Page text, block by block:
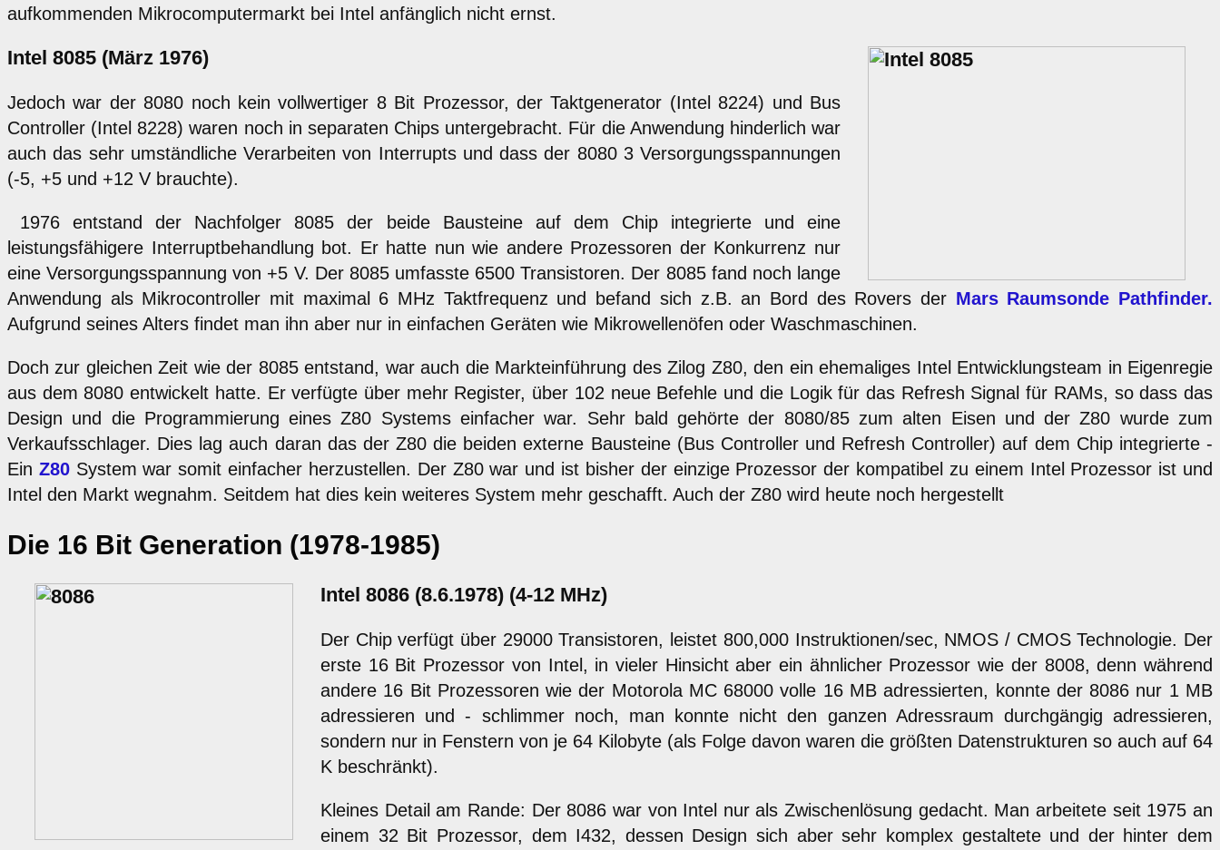
aufkommenden Mikrocomputermarkt bei Intel anfänglich nicht ernst.
Intel 8085 (März 1976)
Jedoch war der 8080 noch kein vollwertiger 8 Bit Prozessor, der Taktgenerator (Intel 8224) und Bus
Controller (Intel 8228) waren noch in separaten Chips untergebracht. Für die Anwendung hinderlich war
auch das sehr umständliche Verarbeiten von Interrupts und dass der 8080 3 Versorgungsspannungen
(-5, +5 und +12 V brauchte).
1976 entstand der Nachfolger 8085 der beide Bausteine auf dem Chip integrierte und eine
leistungsfähigere Interruptbehandlung bot. Er hatte nun wie andere Prozessoren der Konkurrenz nur
eine Versorgungsspannung von +5 V. Der 8085 umfasste 6500 Transistoren. Der 8085 fand noch lange
Anwendung als Mikrocontroller mit maximal 6 MHz Taktfrequenz und befand sich z.B. an Bord des Rovers der Mars Raumsonde Pathfinder.
Aufgrund seines Alters findet man ihn aber nur in einfachen Geräten wie Mikrowellenöfen oder Waschmaschinen.
Doch zur gleichen Zeit wie der 8085 entstand, war auch die Markteinführung des Zilog Z80, den ein ehemaliges Intel Entwicklungsteam in Eigenregie
aus dem 8080 entwickelt hatte. Er verfügte über mehr Register, über 102 neue Befehle und die Logik für das Refresh Signal für RAMs, so dass das
Design und die Programmierung eines Z80 Systems einfacher war. Sehr bald gehörte der 8080/85 zum alten Eisen und der Z80 wurde zum
Verkaufsschlager. Dies lag auch daran das der Z80 die beiden externe Bausteine (Bus Controller und Refresh Controller) auf dem Chip integrierte -
Ein Z80System war somit einfacher herzustellen. Der Z80 war und ist bisher der einzige Prozessor der kompatibel zu einem Intel Prozessor ist und
Intel den Markt wegnahm. Seitdem hat dies kein weiteres System mehr geschafft. Auch der Z80 wird heute noch hergestellt
Die 16 Bit Generation (1978-1985)
Intel 8086 (8.6.1978) (4-12 MHz)
Der Chip verfügt über 29000 Transistoren, leistet 800,000 Instruktionen/sec, NMOS / CMOS Technologie. Der
erste 16 Bit Prozessor von Intel, in vieler Hinsicht aber ein ähnlicher Prozessor wie der 8008, denn während
andere 16 Bit Prozessoren wie der Motorola MC 68000 volle 16 MB adressierten, konnte der 8086 nur 1 MB
adressieren und - schlimmer noch, man konnte nicht den ganzen Adressraum durchgängig adressieren,
sondern nur in Fenstern von je 64 Kilobyte (als Folge davon waren die größten Datenstrukturen so auch auf 64
K beschränkt).
Kleines Detail am Rande: Der 8086 war von Intel nur als Zwischenlösung gedacht. Man arbeitete seit 1975 an
einem 32 Bit Prozessor, dem I432, dessen Design sich aber sehr komplex gestaltete und der hinter dem